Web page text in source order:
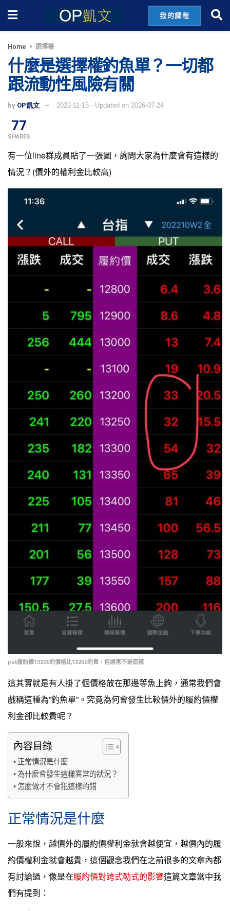
我的課程
Home 選擇權
什麼是選擇權釣魚單？一切都
跟流動性風險有關
by OP凱文 2022-11-15 - Updated on 2026-07-24
77
SHARES
有一位line群成員貼了一張圖，詢問大家為什麼會有這樣的
情況？(價外的權利金比較高)
put履約價13200的價格比13250的貴，但通常不是這樣
這其實就是有人掛了個價格放在那邊等魚上鉤，通常我們會
戲稱這種為”釣魚單”。究竟為何會發生比較價外的履約價權
利金卻比較貴呢？
內容目錄
正常情況是什麼
為什麼會發生這樣異常的狀況？
怎麼做才不會犯這樣的錯
正常情況是什麼
一般來說，越價外的履約價權利金就會越便宜，越價內的履
約價權利金就會越貴，這個觀念我們在之前很多的文章內都
有討論過，像是在履約價對跨式勒式的影響這篇文章當中我
們有提到：